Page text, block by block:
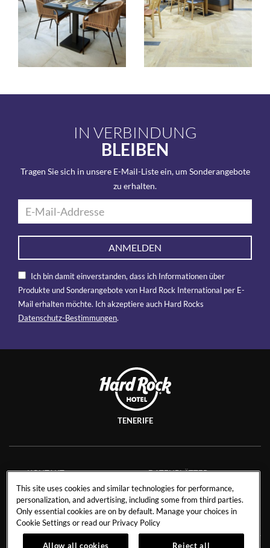
IN VERBINDUNG
BLEIBEN
Tragen Sie sich in unsere E-Mail-Liste ein, um Sonderangebote
zu erhalten.
ANMELDEN
Ich bin damit einverstanden, dass ich Informationen über
Produkte und Sonderangebote von Hard Rock International per E-
Mail erhalten möchte. Ich akzeptiere auch Hard Rocks
Datenschutz-Bestimmungen.
TENERIFE
KONTAKT
STELLENANGEBOTE
COOKIE-RICHTLINIEN
DATENBLÄTTER
SAVE THE PLANET
This site uses cookies and similar technologies for performance,
personalization, and advertising, including some from third parties.
Only essential cookies are on by default. Manage your choices in
Cookie Settings or read our Privacy Policy
Allow all cookies Reject all